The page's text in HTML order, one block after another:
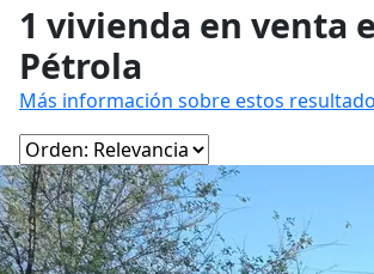
1 vivienda en venta
Pétrola
Más información sobre estos